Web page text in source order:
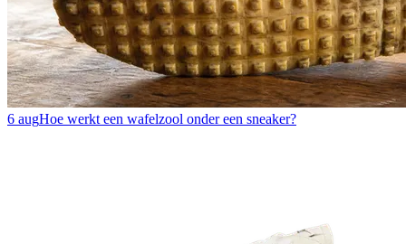
6 augHoe werkt een wafelzool onder een sneaker?